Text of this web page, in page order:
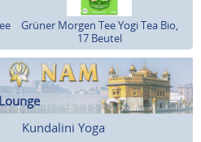
Grüner Morgen Tee Yogi Tea Bio,
17 Beutel
Kundalini Yoga